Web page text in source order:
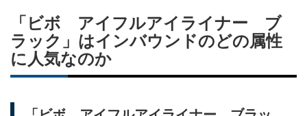
「ビボ アイフルアイライナー ブ
ラック」はインバウンドのどの属性
に人気なのか